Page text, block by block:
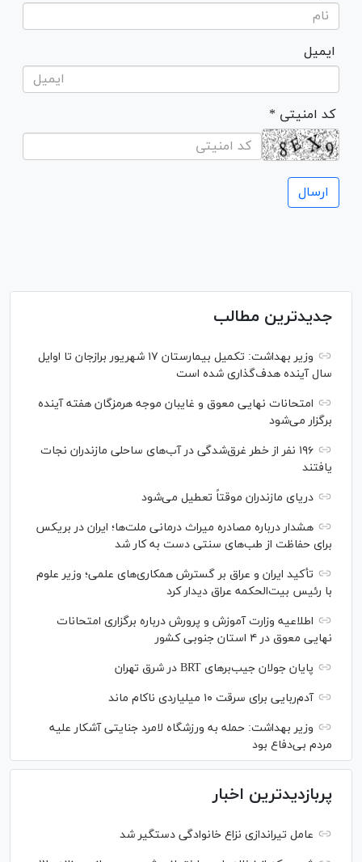
ایمیل
* کد امنیتی
جدیدترین مطالب
وزیر بهداشت: تکمیل بیمارستان ۱۷ شهریور برازجان تا اوایل
سال آینده هدف‌گذاری شده است
امتحانات نهایی معوق و غایبان موجه هرمزگان هفته آینده
برگزار می‌شود
۱۹۶ نفر از خطر غرق‌شدگی در آب‌های ساحلی مازندران نجات
یافتند
دریای مازندران موقتاً تعطیل می‌شود
هشدار درباره مصادره میراث درمانی ملت‌ها؛ ایران در بریکس
برای حفاظت از طب‌های سنتی دست به کار شد
تأکید ایران و عراق بر گسترش همکاری‌های علمی؛ وزیر علوم
با رئیس بیت‌الحکمه عراق دیدار کرد
اطلاعیه وزارت آموزش و پرورش درباره برگزاری امتحانات
نهایی معوق در ۴ استان جنوبی کشور
پایان جولان جیب‌بر‌های BRT در شرق تهران
آدم‌ربایی برای سرقت ۱۰ میلیاردی ناکام ماند
وزیر بهداشت: حمله به ورزشگاه لامرد جنایتی آشکار علیه
مردم بی‌دفاع بود
پربازدیدترین اخبار
عامل تیراندازی نزاع خانوادگی دستگیر شد